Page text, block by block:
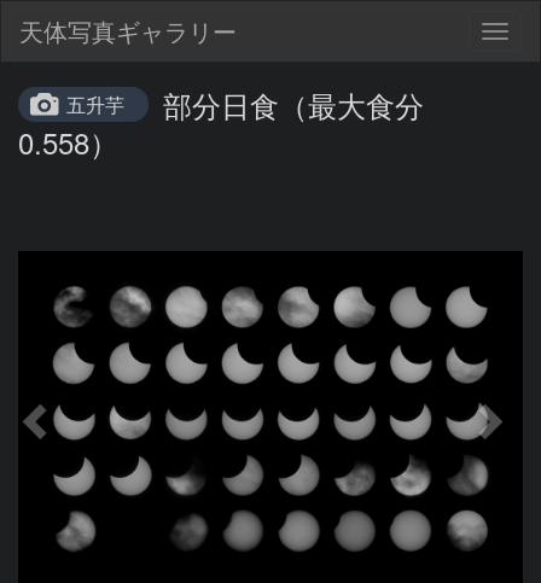
天体写真ギャラリー
五升芋
部分日食（最大食分
0.558）